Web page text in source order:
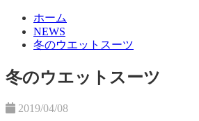
ホーム
NEWS
冬のウエットスーツ
冬のウエットスーツ
2019/04/08